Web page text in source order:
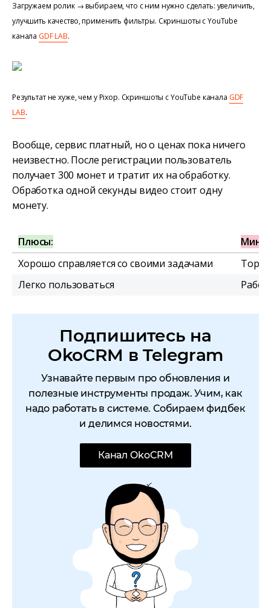
Загружаем ролик → выбираем, что с ним нужно сделать: увеличить,
улучшить качество, применить фильтры. Скриншоты с YouTube
канала GDF LAB.
Результат не хуже, чем у Pixop. Скриншоты с YouTube канала GDF
LAB.
Вообще, сервис платный, но о ценах пока ничего
неизвестно. После регистрации пользователь
получает 300 монет и тратит их на обработку.
Обработка одной секунды видео стоит одну
монету.
Плюсы:
Хорошо справляется со своими задачами
Легко пользоваться
Подпишитесь на
OkoCRM в Telegram
Узнавайте первым про обновления и
полезные инструменты продаж. Учим, как
надо работать в системе. Собираем фидбек
и делимся новостями.
Канал OkoCRM